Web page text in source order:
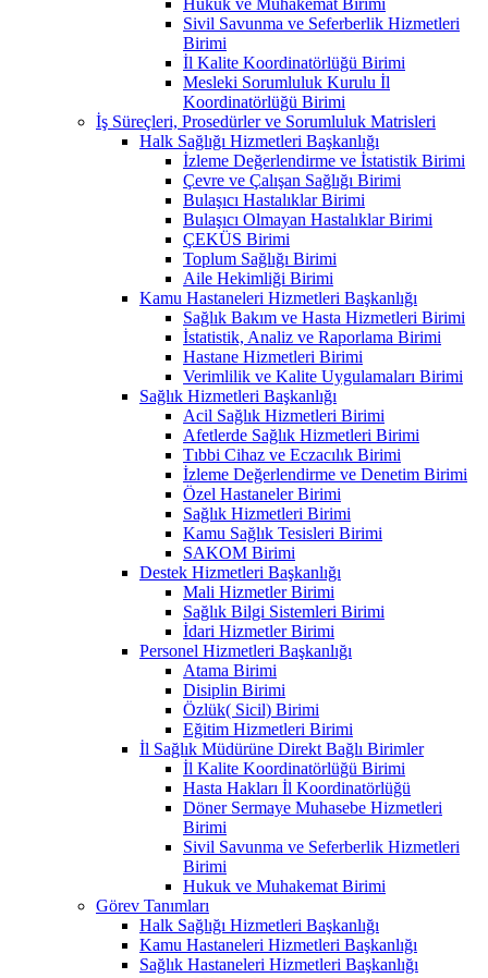
Sivil Savunma ve Seferberlik Hizmetleri
Birimi
İl Kalite Koordinatörlüğü Birimi
Mesleki Sorumluluk Kurulu İl
Koordinatörlüğü Birimi
İş Süreçleri, Prosedürler ve Sorumluluk Matrisleri
Halk Sağlığı Hizmetleri Başkanlığı
İzleme Değerlendirme ve İstatistik Birimi
Çevre ve Çalışan Sağlığı Birimi
Bulaşıcı Hastalıklar Birimi
Bulaşıcı Olmayan Hastalıklar Birimi
ÇEKÜS Birimi
Toplum Sağlığı Birimi
Aile Hekimliği Birimi
Kamu Hastaneleri Hizmetleri Başkanlığı
Sağlık Bakım ve Hasta Hizmetleri Birimi
İstatistik, Analiz ve Raporlama Birimi
Hastane Hizmetleri Birimi
Verimlilik ve Kalite Uygulamaları Birimi
Sağlık Hizmetleri Başkanlığı
Acil Sağlık Hizmetleri Birimi
Afetlerde Sağlık Hizmetleri Birimi
Tıbbi Cihaz ve Eczacılık Birimi
İzleme Değerlendirme ve Denetim Birimi
Özel Hastaneler Birimi
Sağlık Hizmetleri Birimi
Kamu Sağlık Tesisleri Birimi
SAKOM Birimi
Destek Hizmetleri Başkanlığı
Mali Hizmetler Birimi
Sağlık Bilgi Sistemleri Birimi
İdari Hizmetler Birimi
Personel Hizmetleri Başkanlığı
Atama Birimi
Disiplin Birimi
Özlük( Sicil) Birimi
Eğitim Hizmetleri Birimi
İl Sağlık Müdürüne Direkt Bağlı Birimler
İl Kalite Koordinatörlüğü Birimi
Hasta Hakları İl Koordinatörlüğü
Döner Sermaye Muhasebe Hizmetleri
Birimi
Sivil Savunma ve Seferberlik Hizmetleri
Birimi
Hukuk ve Muhakemat Birimi
Görev Tanımları
Halk Sağlığı Hizmetleri Başkanlığı
Kamu Hastaneleri Hizmetleri Başkanlığı
Sağlık Hastaneleri Hizmetleri Başkanlığı